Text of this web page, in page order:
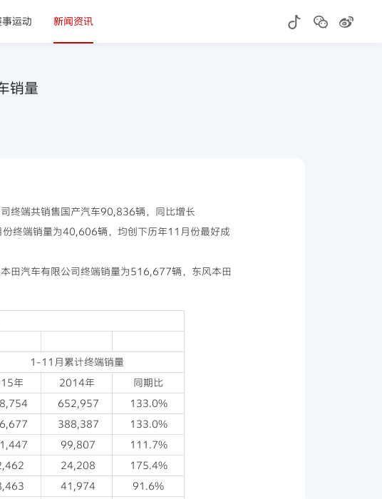
事运动 新闻资讯
销量
终端共销售国产汽车90,836辆，同比增长
终端销量为40,606辆，均创下历年11月份最好成
田汽车有限公司终端销量为516,677辆，东风本田
1-11月累计终端销量
年 2014年
同期比
652,957 133.0%
388,387
133.0%
99,807
111.7%
24,208
175.4%
41,974
91.6%